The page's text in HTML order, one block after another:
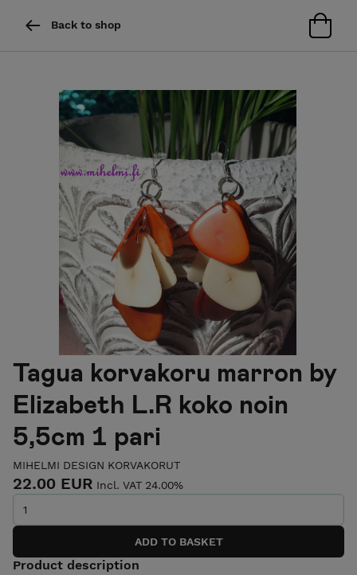
Back to shop
Tagua korvakoru marron by
Elizabeth L.R koko noin
5,5cm 1 pari
MIHELMI DESIGN KORVAKORUT
22.00 EUR Incl. VAT 24.00%
Product description